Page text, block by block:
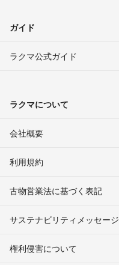
ガイド
ラクマ公式ガイド
ラクマについて
会社概要
利用規約
古物営業法に基づく表記
サステナビリティメッセージ
権利侵害について